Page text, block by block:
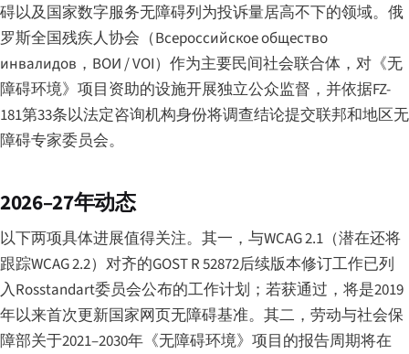
碍以及国家数字服务无障碍列为投诉量居高不下的领域。俄
罗斯全国残疾人协会（Всероссийское общество
инвалидов ，ВОИ / VOI）作为主要民间社会联合体，对《无
障碍环境》项目资助的设施开展独立公众监督，并依据FZ-
181第33条以法定咨询机构身份将调查结论提交联邦和地区无
障碍专家委员会。
2026–27年动态
以下两项具体进展值得关注。其一，与WCAG 2.1（潜在还将
跟踪WCAG 2.2）对齐的GOST R 52872后续版本修订工作已列
入Rosstandart委员会公布的工作计划；若获通过，将是2019
年以来首次更新国家网页无障碍基准。其二，劳动与社会保
障部关于2021–2030年《无障碍环境》项目的报告周期将在